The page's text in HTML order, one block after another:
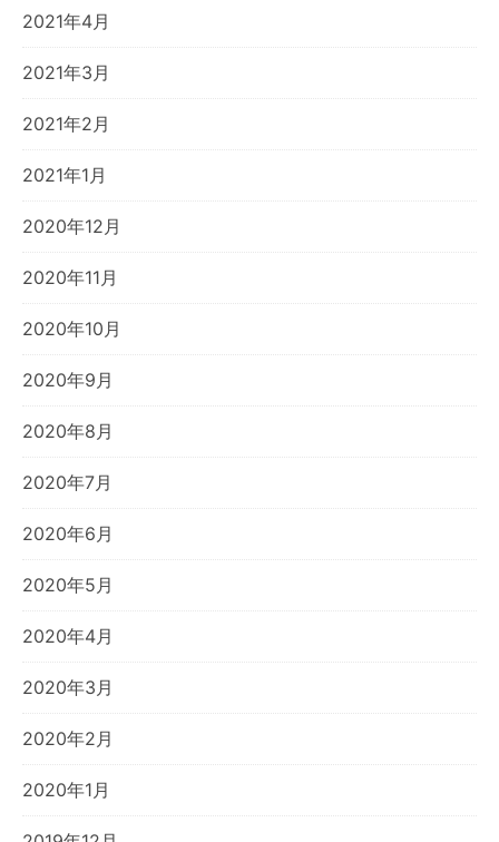
2021年4月
2021年3月
2021年2月
2021年1月
2020年12月
2020年11月
2020年10月
2020年9月
2020年8月
2020年7月
2020年6月
2020年5月
2020年4月
2020年3月
2020年2月
2020年1月